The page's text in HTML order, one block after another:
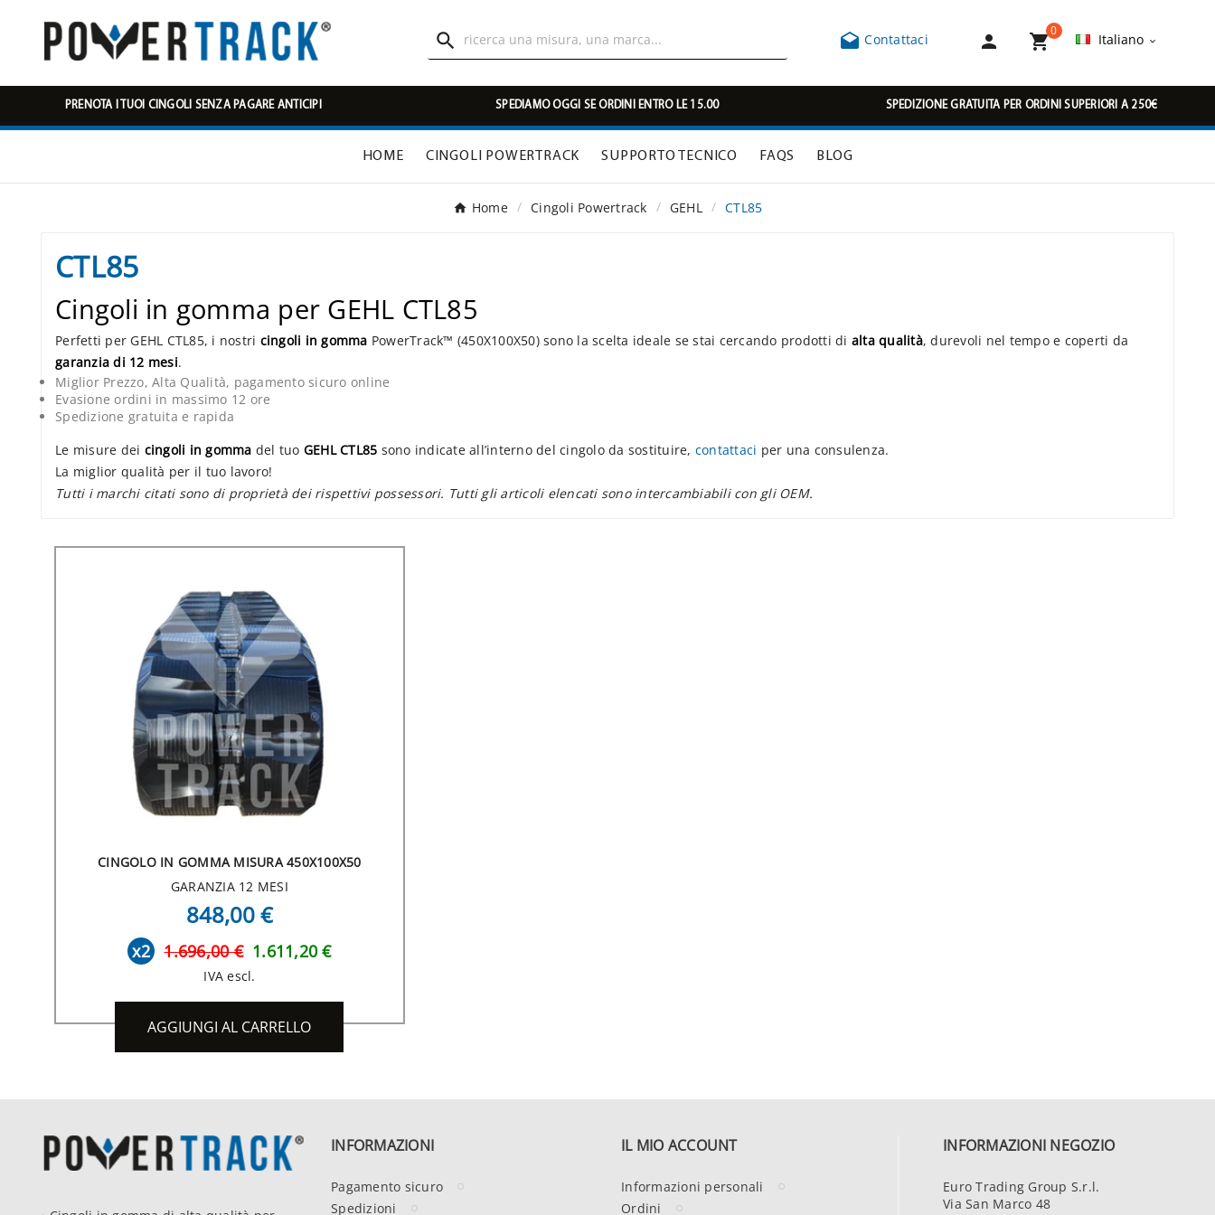
  Contattaci  
0
Italiano 
PRENOTA I TUOI CINGOLI SENZA PAGARE ANTICIPI SPEDIAMO OGGI SE ORDINI ENTRO LE 15.00 SPEDIZIONE GRATUITA PER ORDINI SUPERIORI A 250€
HOME CINGOLI POWERTRACK SUPPORTO TECNICO FAQS BLOG
Home Cingoli Powertrack GEHL CTL85
CTL85
Cingoli in gomma per GEHL CTL85
Perfetti per GEHL CTL85, i nostri cingoli in gomma PowerTrack™ (450X100X50) sono la scelta ideale se stai cercando prodotti di alta qualità, durevoli nel tempo e coperti da
garanzia di 12 mesi.
Miglior Prezzo, Alta Qualità, pagamento sicuro online
Evasione ordini in massimo 12 ore
Spedizione gratuita e rapida
Le misure dei cingoli in gomma del tuo GEHL CTL85 sono indicate all’interno del cingolo da sostituire, contattaci per una consulenza.
La miglior qualità per il tuo lavoro!
Tutti i marchi citati sono di proprietà dei rispettivi possessori. Tutti gli articoli elencati sono intercambiabili con gli OEM.
CINGOLO IN GOMMA MISURA 450X100X50
GARANZIA 12 MESI
848,00 €
x2 1.696,00 € 1.611,20 €
IVA escl.
AGGIUNGI AL CARRELLO
INFORMAZIONI
Pagamento sicuro
Spedizioni
IL MIO ACCOUNT
Informazioni personali
Ordini
INFORMAZIONI NEGOZIO
Euro Trading Group S.r.l.
Via San Marco 48